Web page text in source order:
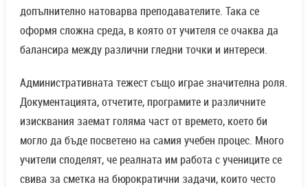
допълнително натоварва преподавателите. Така се
оформя сложна среда, в която от учителя се очаква да
балансира между различни гледни точки и интереси.
Административната тежест също играе значителна роля.
Документацията, отчетите, програмите и различните
изисквания заемат голяма част от времето, което би
могло да бъде посветено на самия учебен процес. Много
учители споделят, че реалната им работа с учениците се
свива за сметка на бюрократични задачи, които често